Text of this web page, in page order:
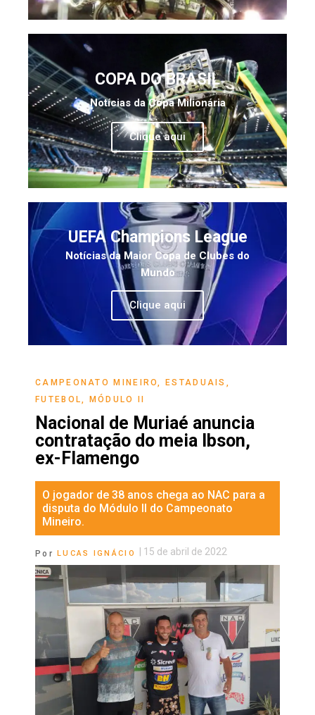
COPA DO BRASIL
Notícias da Copa Milionária
Clique aqui
UEFA Champions League
Notícias da Maior Copa de Clubes do
Mundo
Clique aqui
CAMPEONATO MINEIRO ,ESTADUAIS
FUTEBOL
MÓDULO II
Nacional de Muriaé anuncia
contratação do meia Ibson,
ex-Flamengo
O jogador de 38 anos chega ao NAC para a
disputa do Módulo II do Campeonato
Mineiro.
Por LUCAS IGNÁCIO 15 de abril de 2022